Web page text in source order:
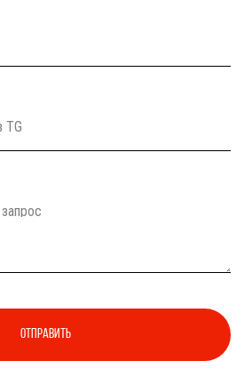
TG
Отправить